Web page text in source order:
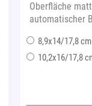
Oberfläche
automatischer
8,9x14/17,8 cm
10,2x16/17,8